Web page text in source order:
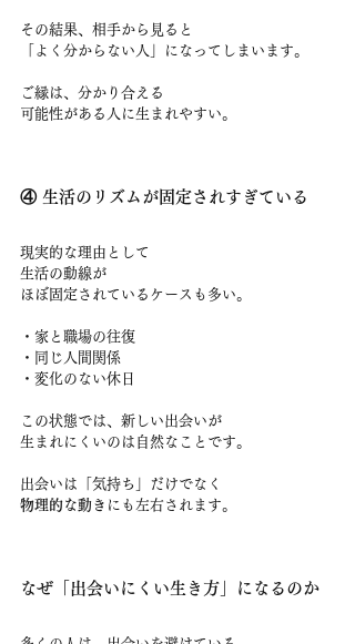
その結果、相手から見ると
「よく分からない人」になってしまいます。
ご縁は、分かり合える
可能性がある人に生まれやすい。
④ 生活のリズムが固定されすぎている
現実的な理由として
生活の動線が
ほぼ固定されているケースも多い。
・家と職場の往復
・同じ人間関係
・変化のない休日
この状態では、新しい出会いが
生まれにくいのは自然なことです。
出会いは「気持ち」だけでなく
物理的な動き にも左右されます。
なぜ「出会いにくい生き方」になるのか